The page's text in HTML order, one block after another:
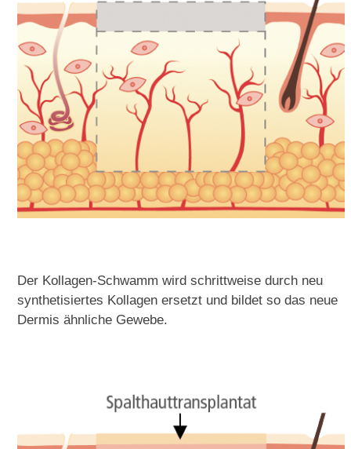
Der Kollagen-Schwamm wird schrittweise durch neu
synthetisiertes Kollagen ersetzt und bildet so das neue
Dermis ähnliche Gewebe.